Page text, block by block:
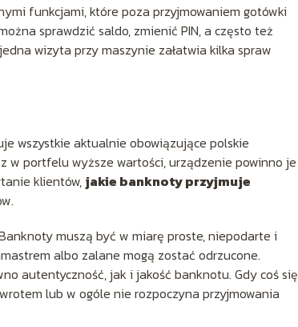
funkcjami, które poza przyjmowaniem gotówki
sprawdzić saldo, zmienić PIN, a często też
wizyta przy maszynie załatwia kilka spraw
wszystkie aktualnie obowiązujące polskie
w portfelu wyższe wartości, urządzenie powinno je
klientów, jakie banknoty przyjmuje
muszą być w miarę proste, niepodarte i
albo zalane mogą zostać odrzucone.
autentyczność, jak i jakość banknotu. Gdy coś się
lub w ogóle nie rozpoczyna przyjmowania